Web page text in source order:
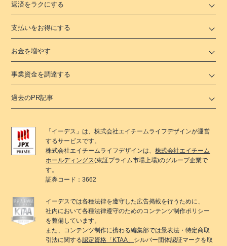
返済をラクにする
支払いをお得にする
お金を増やす
事業資金を調達する
過去のPR記事
「 イーデス 」は、株式会社エイチームライフデザインが運営
するサービスです。
株式会社エイチームライフデザインは、株式会社エイチーム
ホールディングス(東証プライム市場上場)のグループ企業で
す。
証券コード：3662
イーデスでは各種法律を遵守した広告掲載を行うために、
社内において各種法律遵守のためのコンテンツ制作ポリシー
を整備しています。
また、コンテンツ制作に携わる編集部では景表法・特定商取
引法に関する認定資格「KTAA」 シルバー団体認証マークを取